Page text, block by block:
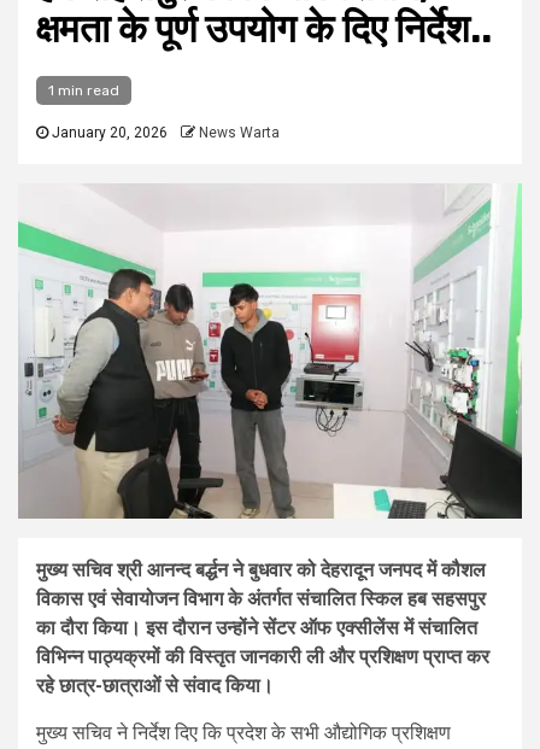
क्षमता के पूर्ण उपयोग के दिए निर्देश..
1 min read
January 20, 2026 News Warta
मुख्य सचिव श्री आनन्द बर्द्धन ने बुधवार को देहरादून जनपद में कौशल
विकास एवं सेवायोजन विभाग के अंतर्गत संचालित स्किल हब सहसपुर
का दौरा किया। इस दौरान उन्होंने सेंटर ऑफ एक्सीलेंस में संचालित
विभिन्न पाठ्यक्रमों की विस्तृत जानकारी ली और प्रशिक्षण प्राप्त कर
रहे छात्र-छात्राओं से संवाद किया।
मुख्य सचिव ने निर्देश दिए कि प्रदेश के सभी औद्योगिक प्रशिक्षण